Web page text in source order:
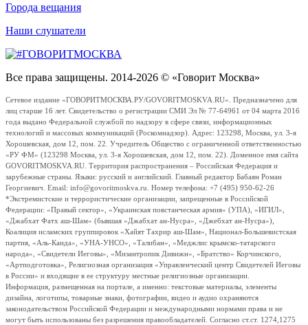
Города вещания
Наши слушатели
Все права защищены. 2014-2026 © «Говорит Москва»
Сетевое издание «ГОВОРИТМОСКВА.РУ/GOVORITMOSKVA.RU». Предназначено для
лиц старше 16 лет. Свидетельство о регистрации СМИ Эл № 77-64961 от 04 марта 2016
года выдано Федеральной службой по надзору в сфере связи, информационных
технологий и массовых коммуникаций (Роскомнадзор). Адрес: 123298, Москва, ул. 3-я
Хорошевская, дом 12, пом. 22. Учредитель Общество с ограниченной ответственностью
«РУ ФМ» (123298 Москва, ул. 3-я Хорошевская, дом 12, пом. 22). Доменное имя сайта
GOVORITMOSKVA.RU. Территория распространения – Российская Федерация и
зарубежные страны. Языки: русский и английский. Главный редактор Бабаян Роман
Георгиевич. Email: info@govoritmoskva.ru. Номер телефона: +7 (495) 950-62-26
*Экстремистские и террористические организации, запрещенные в Российской
Федерации: «Правый сектор», «Украинская повстанческая армия» (УПА), «ИГИЛ»,
«Джабхат Фатх аш-Шам» (бывшая «Джабхат ан-Нусра», «Джебхат ан-Нусра»),
Коалиция исламских группировок «Хайят Тахрир аш-Шам», Национал-Большевистская
партия, «Аль-Каида», «УНА-УНСО», «Талибан», «Меджлис крымско-татарского
народа», «Свидетели Иеговы», «Мизантропик Дивижн», «Братство» Корчинского,
«Артподготовка», Религиозная организация «Управленческий центр Свидетелей Иеговы
в России» и входящие в ее структуру местные религиозные организации.
Информация, размещенная на портале, а именно: текстовые материалы, элементы
дизайна, логотипы, товарные знаки, фотографии, видео и аудио охраняются
законодательством Российской Федерации и международными нормами права и не
могут быть использованы без разрешения правообладателей. Согласно ст.ст. 1274,1275